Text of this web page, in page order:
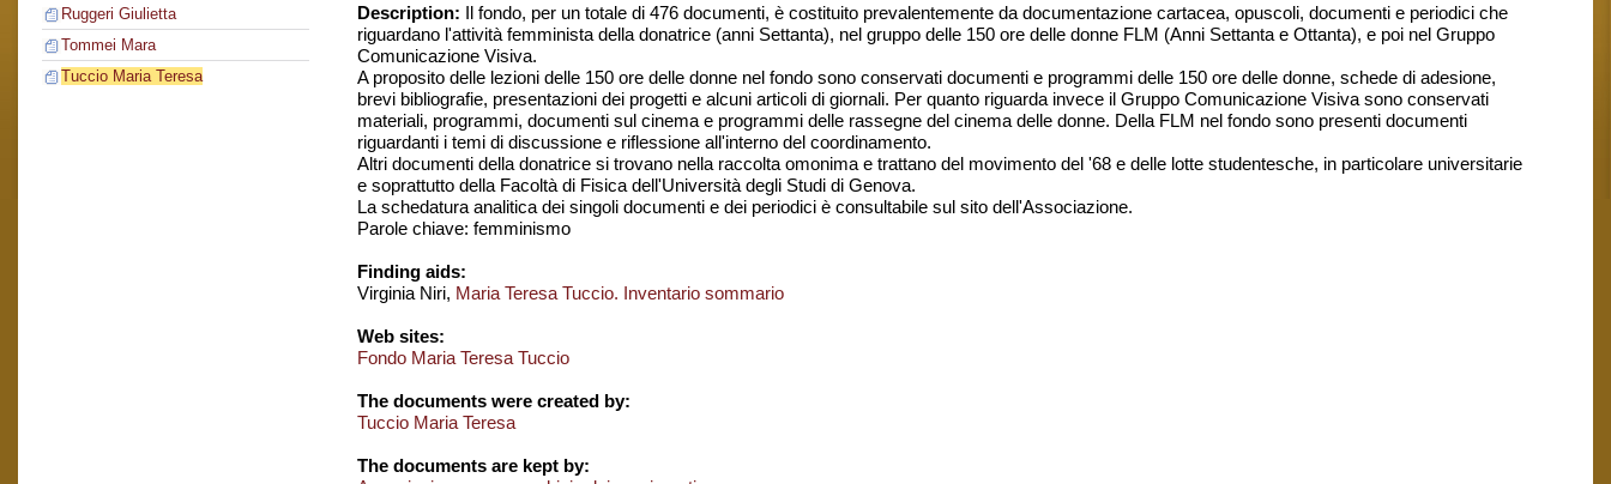
Ruggeri Giulietta
Tommei Mara
Tuccio Maria Teresa
Description: Il fondo, per un totale di 476 documenti, è costituito prevalentemente da documentazione cartacea, opuscoli, documenti e periodici che
riguardano l'attività femminista della donatrice (anni Settanta), nel gruppo delle 150 ore delle donne FLM (Anni Settanta e Ottanta), e poi nel Gruppo
Comunicazione Visiva.
A proposito delle lezioni delle 150 ore delle donne nel fondo sono conservati documenti e programmi delle 150 ore delle donne, schede di adesione,
brevi bibliografie, presentazioni dei progetti e alcuni articoli di giornali. Per quanto riguarda invece il Gruppo Comunicazione Visiva sono conservati
materiali, programmi, documenti sul cinema e programmi delle rassegne del cinema delle donne. Della FLM nel fondo sono presenti documenti
riguardanti i temi di discussione e riflessione all'interno del coordinamento.
Altri documenti della donatrice si trovano nella raccolta omonima e trattano del movimento del '68 e delle lotte studentesche, in particolare universitarie
e soprattutto della Facoltà di Fisica dell'Università degli Studi di Genova.
La schedatura analitica dei singoli documenti e dei periodici è consultabile sul sito dell'Associazione.
Parole chiave: femminismo
Finding aids:
Virginia Niri, Maria Teresa Tuccio. Inventario sommario
Web sites:
Fondo Maria Teresa Tuccio
The documents were created by:
Tuccio Maria Teresa
The documents are kept by: